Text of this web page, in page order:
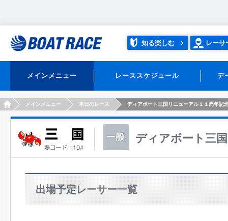
知る楽しむ レーサ
メインメニュー レーススケジュール デ
HOMEメインメニュー 本日のレース ディアボート三国リニューアル１１周年記
ディアボート三
出場予定レーサー一覧